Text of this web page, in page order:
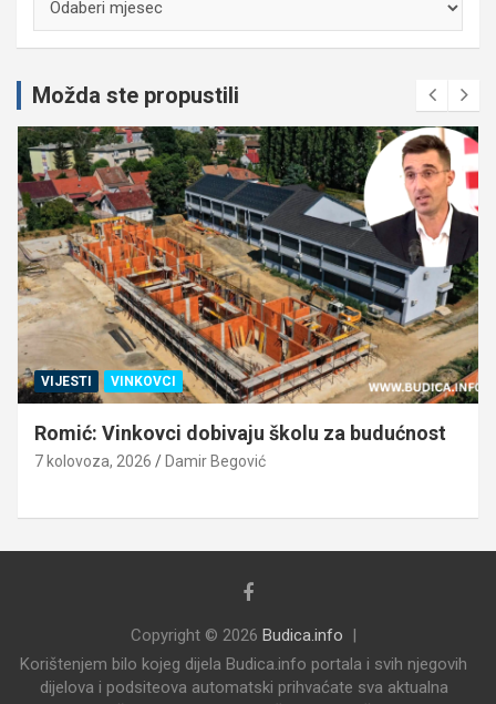
Možda ste propustili
VIJESTI VINKOVCI
Romić: Vinkovci dobivaju školu za budućnost
7 kolovoza, 2026 Damir Begović
Copyright © 2026 Budica.info
Korištenjem bilo kojeg dijela Budica.info portala i svih njegovih
dijelova i podsiteova automatski prihvaćate sva aktualna